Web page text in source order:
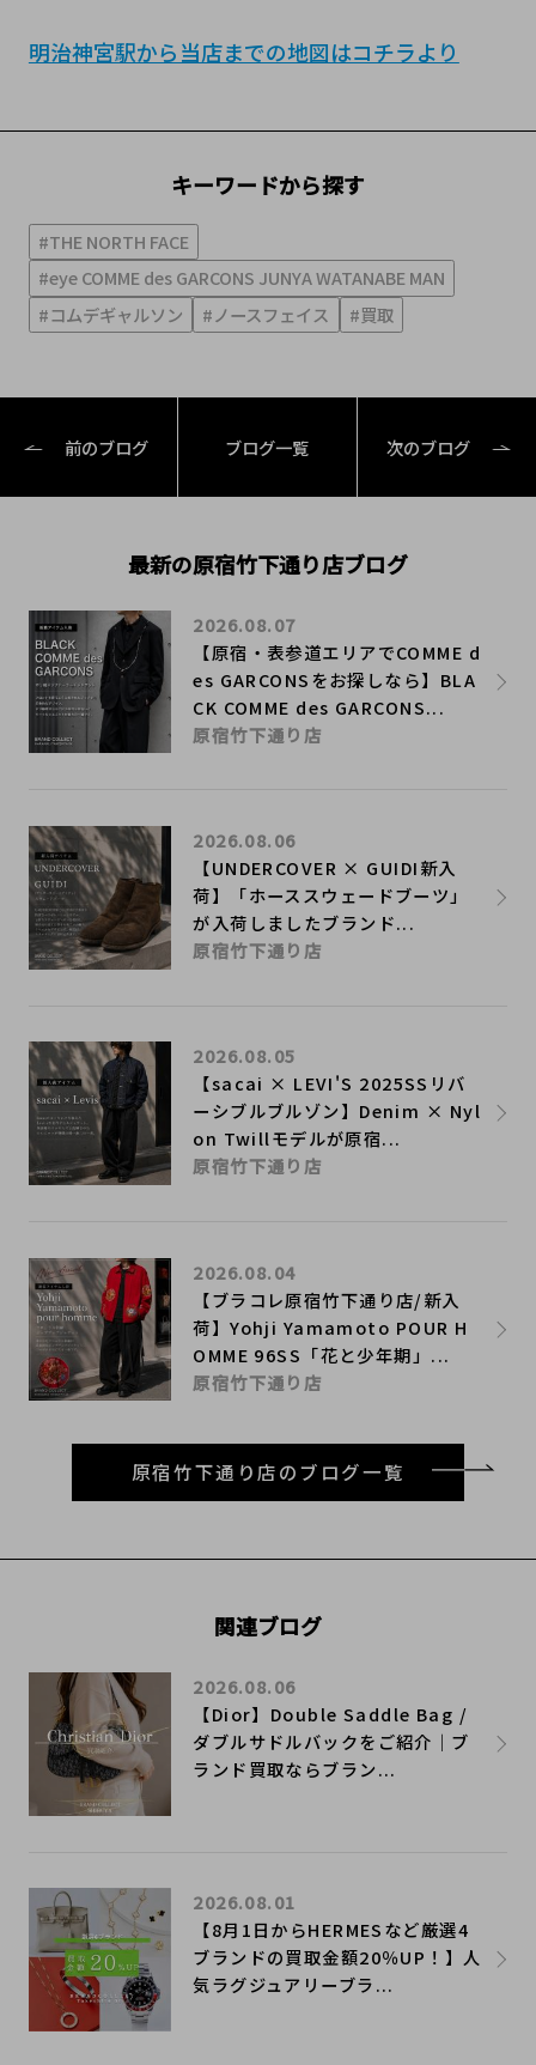
明治神宮駅から当店までの地図はコチラより
キーワードから探す
#THE NORTH FACE
#eye COMME des GARCONS JUNYA WATANABE MAN
#コムデギャルソン
#ノースフェイス #買取
前のブログ ブログ一覧 次のブログ
最新の原宿竹下通り店ブログ
【原宿・表参道エリアでCOMME d
es GARCONSをお探しなら】BLA
CK COMME des GARCONS...
2026.08.07
原宿竹下通り店
【UNDERCOVER × GUIDI新入
荷】「ホーススウェードブーツ」
が入荷しましたブランド...
2026.08.06
原宿竹下通り店
【sacai × LEVI'S 2025SSリバ
ーシブルブルゾン】Denim × Nyl
on Twillモデルが原宿...
2026.08.05
原宿竹下通り店
【ブラコレ原宿竹下通り店/新入
荷】Yohji Yamamoto POUR H
OMME 96SS「花と少年期」...
2026.08.04
原宿竹下通り店
原宿竹下通り店のブログ一覧
関連ブログ
【Dior】Double Saddle Bag /
ダブルサドルバックをご紹介｜ブ
ランド買取ならブラン...
2026.08.06
【8月1日からHERMESなど厳選4
ブランドの買取金額20％UP！】人
気ラグジュアリーブラ...
2026.08.01